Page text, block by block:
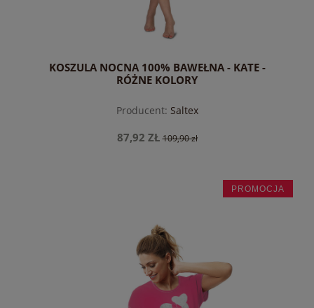
KOSZULA NOCNA 100% BAWEŁNA - KATE -
RÓŻNE KOLORY
Producent: Saltex
87,92 ZŁ 109,90 zł
do koszyka
PROMOCJA